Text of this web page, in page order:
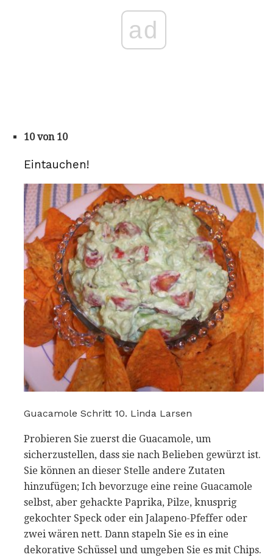
ad
10 von 10
Eintauchen!
Guacamole Schritt 10. Linda Larsen
Probieren Sie zuerst die Guacamole, um
sicherzustellen, dass sie nach Belieben gewürzt ist.
Sie können an dieser Stelle andere Zutaten
hinzufügen; Ich bevorzuge eine reine Guacamole
selbst, aber gehackte Paprika, Pilze, knusprig
gekochter Speck oder ein Jalapeno-Pfeffer oder
zwei wären nett. Dann stapeln Sie es in eine
dekorative Schüssel und umgeben Sie es mit Chips.